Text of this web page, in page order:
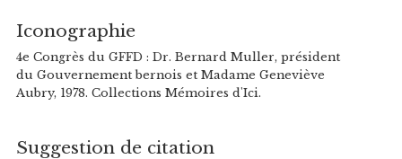
Iconographie
4e Congrès du GFFD : Dr. Bernard Muller, président
du Gouvernement bernois et Madame Geneviève
Aubry, 1978. Collections Mémoires d'Ici.
Suggestion de citation